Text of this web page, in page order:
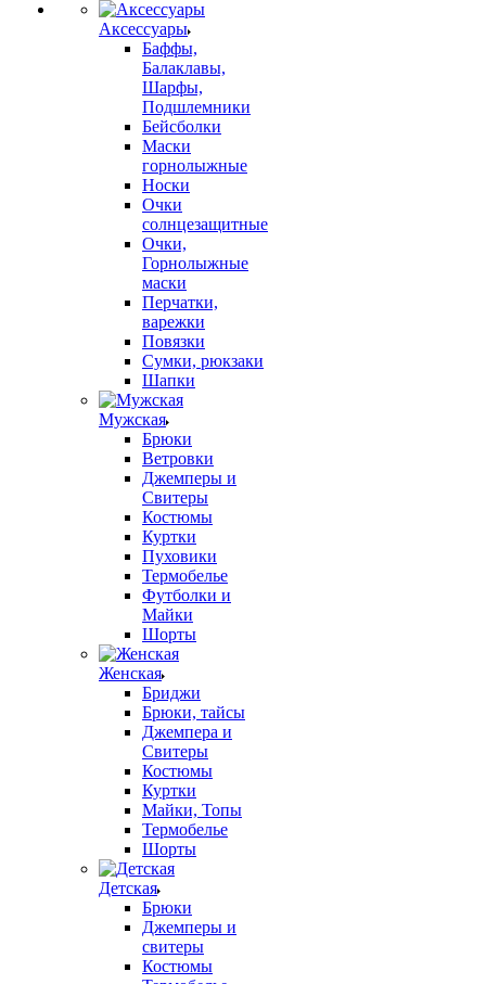
Аксессуары
Баффы,
Балаклавы,
Шарфы,
Подшлемники
Бейсболки
Маски
горнолыжные
Носки
Очки
солнцезащитные
Очки,
Горнолыжные
маски
Перчатки,
варежки
Повязки
Сумки, рюкзаки
Шапки
Мужская
Брюки
Ветровки
Джемперы и
Свитеры
Костюмы
Куртки
Пуховики
Термобелье
Футболки и
Майки
Шорты
Женская
Бриджи
Брюки, тайсы
Джемпера и
Свитеры
Костюмы
Куртки
Майки, Топы
Термобелье
Шорты
Детская
Брюки
Джемперы и
свитеры
Костюмы